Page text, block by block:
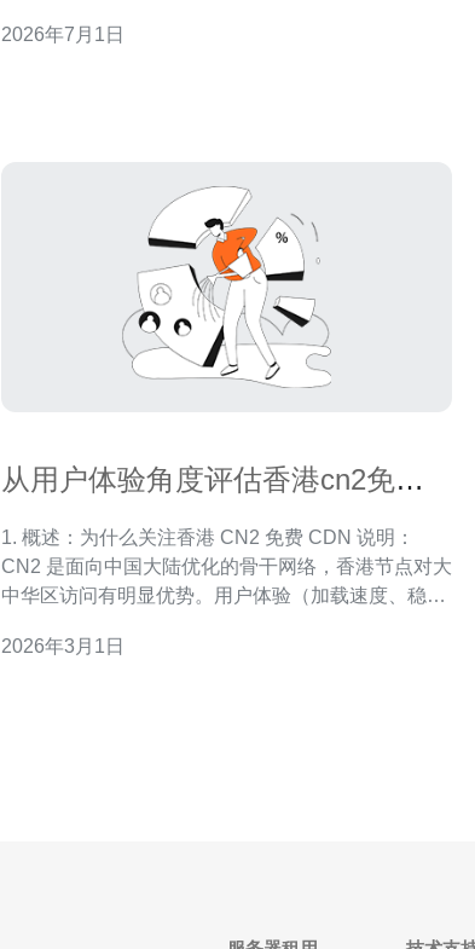
GIA”直连回国链路的服务商并启用BGP多线备份；如
2026年7月1日
从用户体验角度评估香港cn2免费
1. 概述：为什么关注香港 CN2 免费 CDN 说明：
CN2 是面向中国大陆优化的骨干网络，香港节点对大
中华区访问有明显优势。用户体验（加载速度、稳定
要点：本指南针对实际操作与验证，强调用工具对
2026年3月1日